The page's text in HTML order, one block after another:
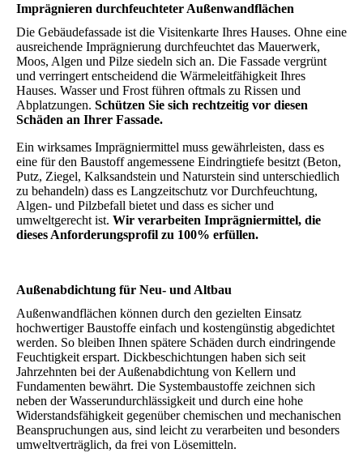
Imprägnieren durchfeuchteter Außenwandflächen
Die Gebäudefassade ist die Visitenkarte Ihres Hauses. Ohne eine
ausreichende Imprägnierung durchfeuchtet das Mauerwerk,
Moos, Algen und Pilze siedeln sich an. Die Fassade vergrünt
und verringert entscheidend die Wärmeleitfähigkeit Ihres
Hauses. Wasser und Frost führen oftmals zu Rissen und
Abplatzungen. Schützen Sie sich rechtzeitig vor diesen
Schäden an Ihrer Fassade.
Ein wirksames Imprägniermittel muss gewährleisten, dass es
eine für den Baustoff angemessene Eindringtiefe besitzt (Beton,
Putz, Ziegel, Kalksandstein und Naturstein sind unterschiedlich
zu behandeln) dass es Langzeitschutz vor Durchfeuchtung,
Algen- und Pilzbefall bietet und dass es sicher und
umweltgerecht ist. Wir verarbeiten Imprägniermittel, die
dieses Anforderungsprofil zu 100% erfüllen.
Außenabdichtung für Neu- und Altbau
Außenwandflächen können durch den gezielten Einsatz
hochwertiger Baustoffe einfach und kostengünstig abgedichtet
werden. So bleiben Ihnen spätere Schäden durch eindringende
Feuchtigkeit erspart. Dickbeschichtungen haben sich seit
Jahrzehnten bei der Außenabdichtung von Kellern und
Fundamenten bewährt. Die Systembaustoffe zeichnen sich
neben der Wasserundurchlässigkeit und durch eine hohe
Widerstandsfähigkeit gegenüber chemischen und mechanischen
Beanspruchungen aus, sind leicht zu verarbeiten und besonders
umweltverträglich, da frei von Lösemitteln.